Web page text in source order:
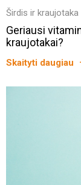
Širdis ir kraujotaka
Geriausi
kraujotakai?
Skaityti daugiau